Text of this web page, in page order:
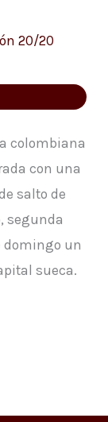
20/20
colombiana
con una
salto de
segunda
domingo un
sueca.